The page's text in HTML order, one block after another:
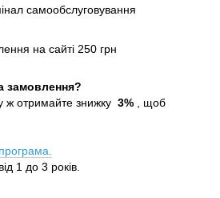
самообслуговування
на сайті 250 грн
замовлення?
ж отримайте знижку 3% , щоб
1 до 3 років.